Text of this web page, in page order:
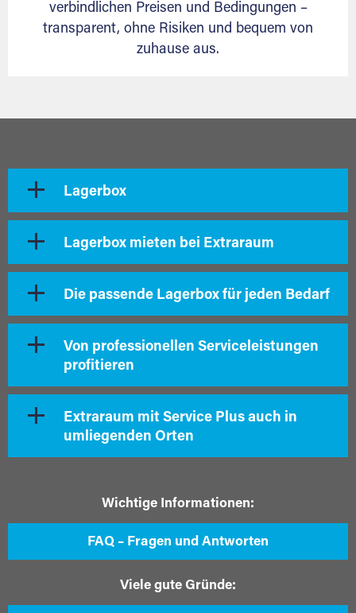
verbindlichen Preisen und Bedingungen –
transparent, ohne Risiken und bequem von
zuhause aus.
Lagerbox
Lagerbox mieten bei Extraraum
Die passende Lagerbox für jeden Bedarf
Von professionellen Serviceleistungen
profitieren
Extraraum mit Service Plus auch in
umliegenden Orten
Wichtige Informationen:
FAQ – Fragen und Antworten
Viele gute Gründe: